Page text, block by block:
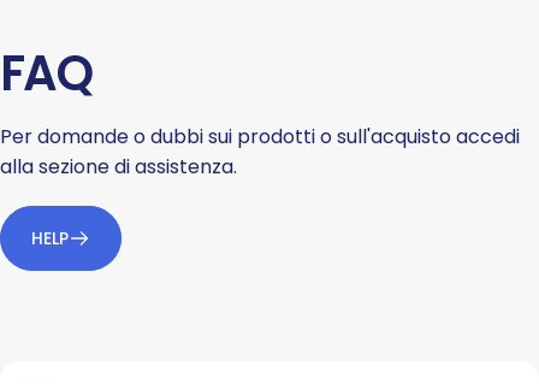
FAQ
Per domande o dubbi sui prodotti o sull'acquisto accedi
alla sezione di assistenza.
HELP